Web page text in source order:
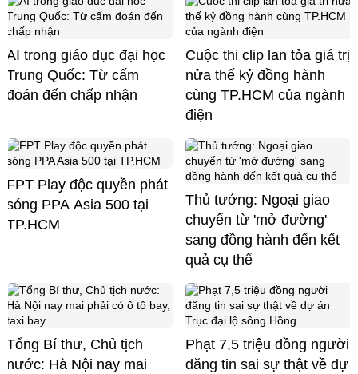
AI trong giáo dục đại học
Trung Quốc: Từ cấm
đoán đến chấp nhận
Cuộc thi clip lan tỏa giá trị
nửa thế kỷ đồng hành
cùng TP.HCM của ngành
điện
FPT Play độc quyền phát
sóng PPA Asia 500 tại
TP.HCM
Thủ tướng: Ngoại giao
chuyển từ 'mở đường'
sang đồng hành đến kết
quả cụ thể
Tổng Bí thư, Chủ tịch
nước: Hà Nội nay mai
Phạt 7,5 triệu đồng người
đăng tin sai sự thật về dự